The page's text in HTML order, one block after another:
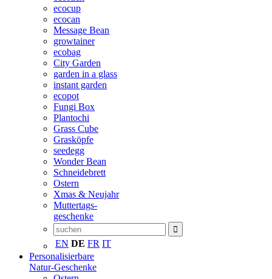
ecocup
ecocan
Message Bean
growtainer
ecobag
City Garden
garden in a glass
instant garden
ecopot
Fungi Box
Plantochi
Grass Cube
Grasköpfe
seedegg
Wonder Bean
Schneidebrett
Ostern
Xmas & Neujahr
Muttertags-
geschenke
EN DE FR IT
Personalisierbare
Natur-Geschenke